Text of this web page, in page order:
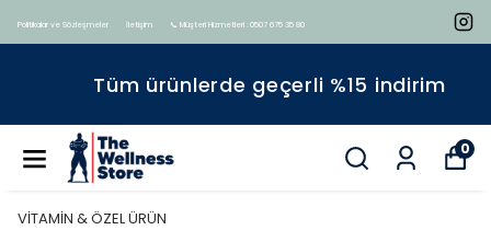
Politikalar ve Sözleşmeler İletişim 📞 Müşteri Hizmetleri : 0507 675 35 80
Tüm ürünlerde geçerli %15 indirim
0
VİTAMİN & ÖZEL ÜRÜN